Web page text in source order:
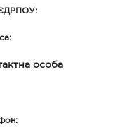
особа